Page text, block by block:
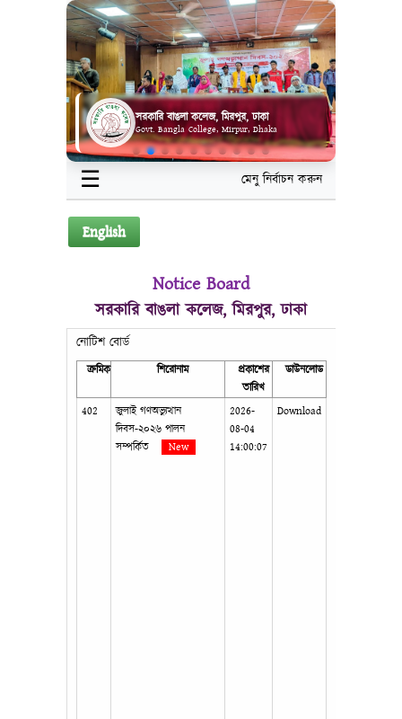
সরকারি বাঙলা কলেজ, মিরপুর, ঢাকা
Govt. Bangla College, Mirpur, Dhaka
☰ মেনু নির্বাচন করুন
English
Notice Board
সরকারি বাঙলা কলেজ, মিরপুর, ঢাকা
নোটিশ বোর্ড
ক্রমিক শিরোনাম
প্রকাশের
তারিখ
ডাউনলোড
402
জুলাই গণঅভ্যুত্থান
দিবস-২০২৬ পালন
সম্পর্কিত
New
2026-
08-04
14:00:07
Download